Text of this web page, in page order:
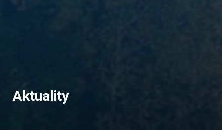
Aktuality